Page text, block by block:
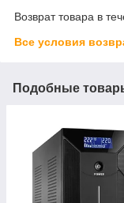
Возврат товара в
Все условия
Подобные